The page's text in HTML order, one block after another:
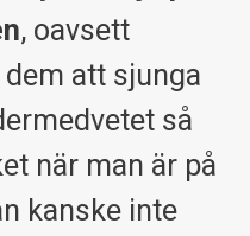
, oavsett
att sjunga
så
när man är på
kanske inte